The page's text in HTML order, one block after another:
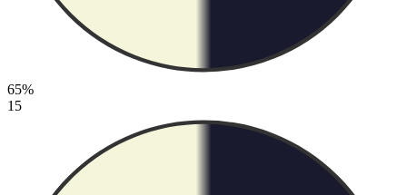
65%
15